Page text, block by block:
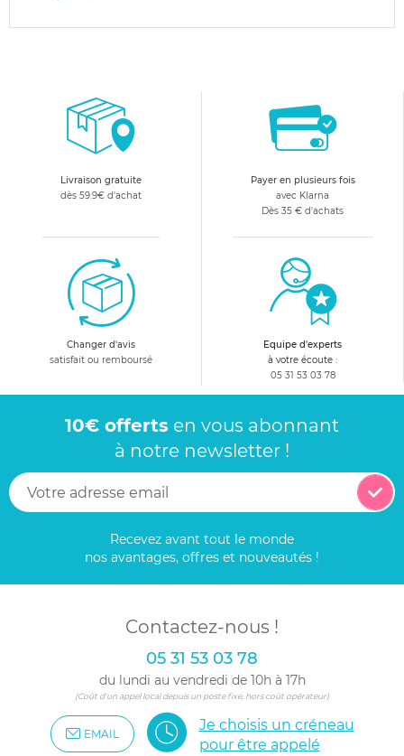
Livraison gratuite
dès 59.9€ d'achat
Payer en plusieurs fois
avec Klarna
Dès 35 € d'achats
Changer d'avis
satisfait ou remboursé
Equipe d'experts
à votre écoute :
05 31 53 03 78
10€ offerts en vous abonnant
à notre newsletter !
Recevez avant tout le monde
nos avantages, offres et nouveautés !
Contactez-nous !
05 31 53 03 78
du lundi au vendredi de 10h à 17h
(Coût d'un appel local depuis un poste fixe, hors coût opérateur)
EMAIL
Je choisis un créneau
pour être appelé